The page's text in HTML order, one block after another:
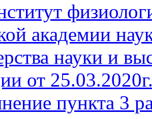
академии
науки и
от
пункта 3